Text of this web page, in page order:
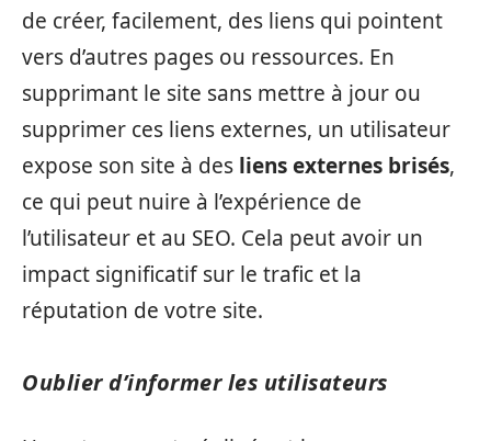
de créer, facilement, des liens qui pointent
vers d’autres pages ou ressources. En
supprimant le site sans mettre à jour ou
supprimer ces liens externes, un utilisateur
expose son site à des liens externes brisés,
ce qui peut nuire à l’expérience de
l’utilisateur et au SEO. Cela peut avoir un
impact significatif sur le trafic et la
réputation de votre site.
Oublier d’informer les utilisateurs